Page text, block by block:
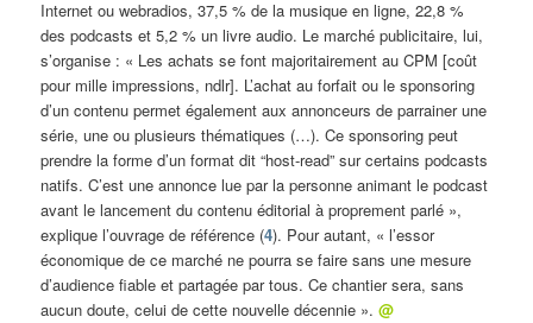
Internet ou webradios, 37,5 % de la musique en ligne, 22,8 %
des podcasts et 5,2 % un livre audio. Le marché publicitaire, lui,
s’organise : « Les achats se font majoritairement au CPM [coût
pour mille impressions, ndlr]. L’achat au forfait ou le sponsoring
d’un contenu permet également aux annonceurs de parrainer une
série, une ou plusieurs thématiques (…). Ce sponsoring peut
prendre la forme d’un format dit “host-read” sur certains podcasts
natifs. C’est une annonce lue par la personne animant le podcast
avant le lancement du contenu éditorial à proprement parlé »,
explique l’ouvrage de référence (4). Pour autant, « l’essor
économique de ce marché ne pourra se faire sans une mesure
d’audience fiable et partagée par tous. Ce chantier sera, sans
aucun doute, celui de cette nouvelle décennie ».@